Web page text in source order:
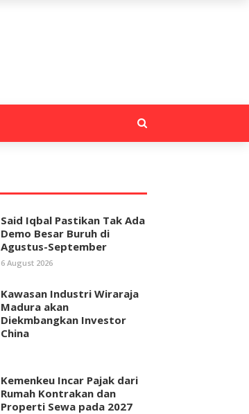
Said Iqbal Pastikan Tak Ada
Demo Besar Buruh di
Agustus-September
6 August 2026
Kawasan Industri Wiraraja
Madura akan
Diekmbangkan Investor
China
Kemenkeu Incar Pajak dari
Rumah Kontrakan dan
Properti Sewa pada 2027